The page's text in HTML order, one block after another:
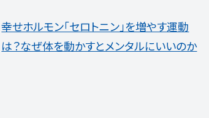
幸せホルモン「セロトニン」を増やす運動
は？なぜ体を動かすとメンタルにいいのか